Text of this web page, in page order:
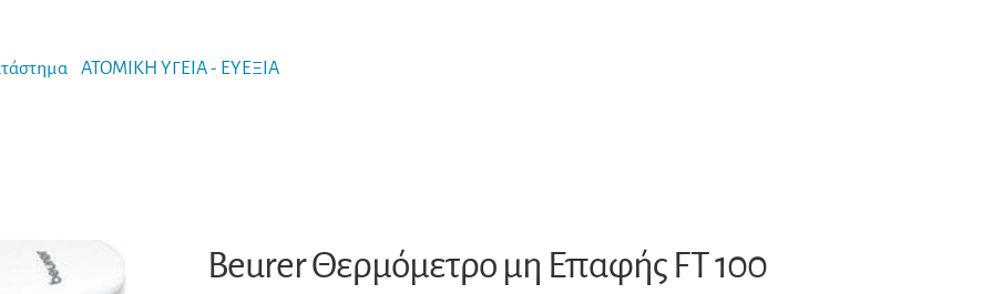
ΑΤΟΜΙΚΗ ΥΓΕΙΑ - ΕΥΕΞΙΑ
Beurer Θερμόμετρο μη Επαφής FT 100